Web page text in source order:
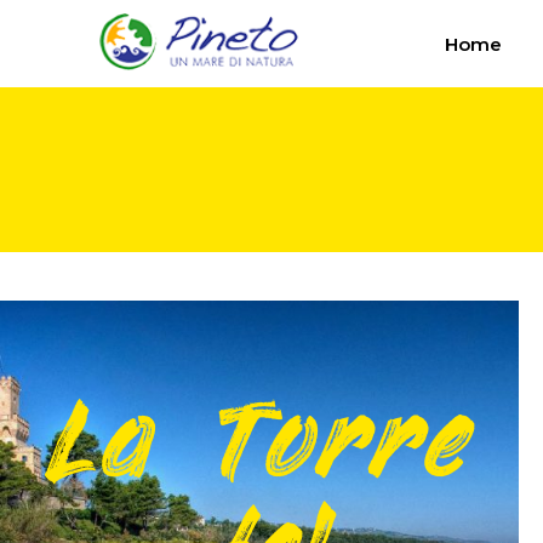
Home
La Torre